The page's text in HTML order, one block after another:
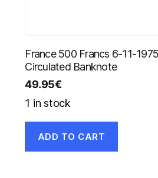
France 500 Francs 6-11-
Circulated Banknote
49.95€
1 in stock
ADD TO CART